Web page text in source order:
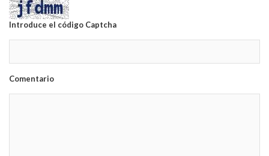
Introduce el código Captcha
Comentario